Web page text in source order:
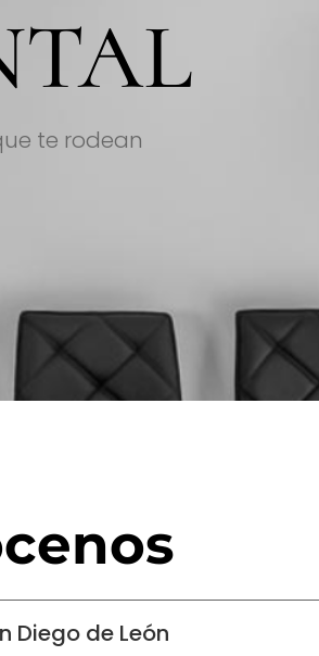
te rodean
Diego de León